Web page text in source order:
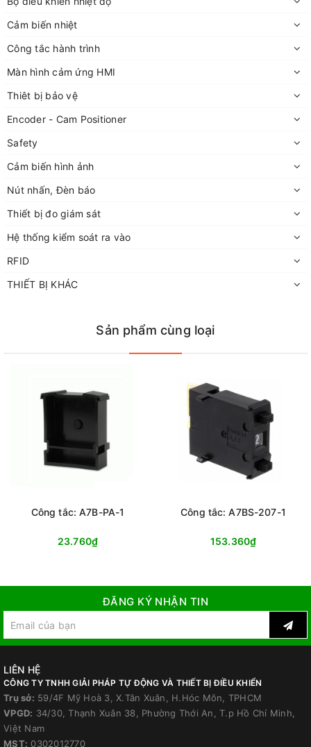
Cảm biến nhiệt
Công tắc hành trình
Màn hình cảm ứng HMI
Thiêt bị bảo vệ
Encoder - Cam Positioner
Safety
Cảm biến hình ảnh
Nút nhấn, Đèn báo
Thiết bị đo giám sát
Hệ thống kiểm soát ra vào
RFID
THIẾT BỊ KHÁC
Sản phẩm cùng loại
Công tắc: A7B-PA-1
23.760₫
Công tắc: A7BS-207-1
153.360₫
ĐĂNG KÝ NHẬN TIN
LIÊN HỆ
CÔNG TY TNHH GIẢI PHÁP TỰ ĐỘNG VÀ THIẾT BỊ ĐIỀU KHIỂN
Trụ sở: 59/4F Mỹ Hoà 3, X.Tân Xuân, H.Hóc Môn, TPHCM
VPGD: 34/30, Thạnh Xuân 38, Phường Thới An, T.p Hồ Chí Minh,
Việt Nam
MST: 0302012770